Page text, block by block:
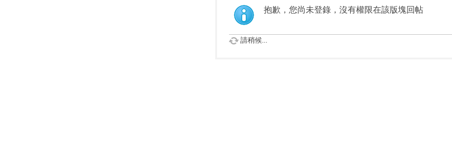
索
抱歉，您尚未登錄，沒有權限在該版塊回帖
請稍候...